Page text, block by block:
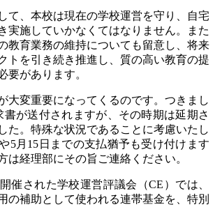
て、本校は現在の学校運営を守り、自宅
実施していかなくてはなりません。また
教育業務の維持についても留意し、将来
トを引き続き推進し、質の高い教育の提
要があります。
大変重要になってくるのです。つきまし
書が送付されますが、その時期は延期さ
た。特殊な状況であることに考慮いたし
5月 15 日までの支払猶予も受け付けます
は経理部にその旨ご連絡ください。
催された学校運営評議会（CE ）では、
の補助として使われる連帯基金を、特別